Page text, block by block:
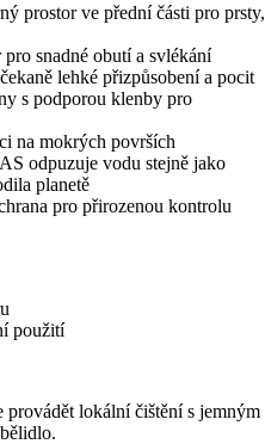
prostor ve přední části pro prsty,
snadné obutí a svlékání
lehké přizpůsobení a pocit
s podporou klenby pro
na mokrých površích
odpuzuje vodu stejně jako
planetě
pro přirozenou kontrolu
použití
lokální čištění s jemným